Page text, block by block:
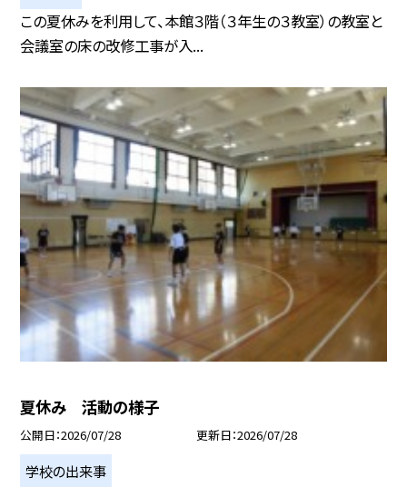
この夏休みを利用して、本館３階（３年生の３教室）の教室と
会議室の床の改修工事が入...
夏休み 活動の様子
公開日 2026/07/28 更新日 2026/07/28
学校の出来事